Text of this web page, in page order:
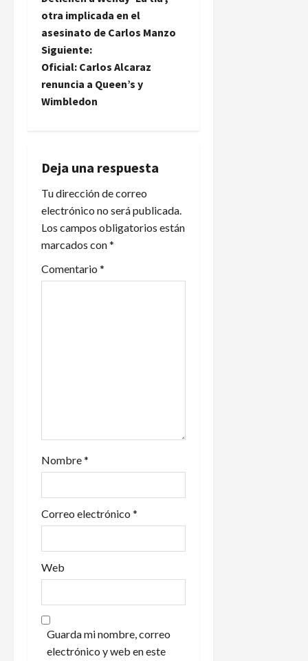
a
v
e
g
c
i
ó
n
d
a
d
a
s
otra implicada en el
asesinato de Carlos Manzo
Siguiente:
Oficial: Carlos Alcaraz
renuncia a Queen’s y
Wimbledon
Deja una respuesta
Tu dirección de correo
electrónico no será publicada.
Los campos obligatorios están
marcados con*
Comentario *
Nombre*
Correo electrónico *
Web
Guarda mi nombre, correo
electrónico y web en este